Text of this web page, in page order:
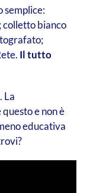
semplice:
bianco
Il tutto
La
e non è
educativa